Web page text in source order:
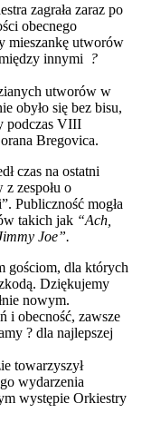
zagrała zaraz po
obecnego
mieszankę utworów
innymi
?
utworów w
obyło się bez bisu,
podczas VIII
Bregovica.
czas na ostatni
zespołu o
Publiczność mogła
takich jak “Ach,
Joe”.
gościom, dla których
Dziękujemy
nowym.
i obecność, zawsze
? dla najlepszej
towarzyszył
wydarzenia
występie Orkiestry